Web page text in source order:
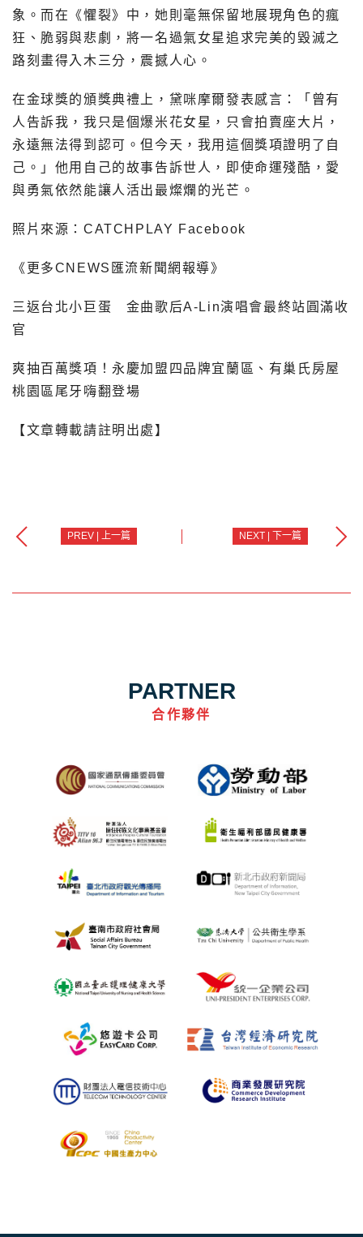
象。而在《懼裂》中，她則毫無保留地展現角色的瘋
狂、脆弱與悲劇，將一名過氣女星追求完美的毀滅之
路刻畫得入木三分，震撼人心。
在金球獎的頒獎典禮上，黛咪摩爾發表感言：「曾有
人告訴我，我只是個爆米花女星，只會拍賣座大片，
永遠無法得到認可。但今天，我用這個獎項證明了自
己。」他用自己的故事告訴世人，即使命運殘酷，愛
與勇氣依然能讓人活出最燦爛的光芒。
照片來源：CATCHPLAY Facebook
《更多CNEWS匯流新聞網報導》
三返台北小巨蛋 金曲歌后A-Lin演唱會最終站圓滿收
官
爽抽百萬獎項！永慶加盟四品牌宜蘭區、有巢氏房屋
桃園區尾牙嗨翻登場
【文章轉載請註明出處】
PREV | 上一篇 NEXT | 下一篇
PARTNER
合作夥伴